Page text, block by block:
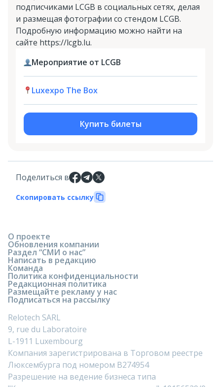
подписчиками LCGB в социальных сетях, делая
и размещая фотографии со стендом LCGB.
Подробную информацию можно найти на
сайте https://lcgb.lu.
Мероприятие от LCGB
Luxexpo The Box
Купить билеты
Поделиться в
Скопировать ссылку
О проекте
Обновления компании
Раздел “СМИ о нас”
Написать в редакцию
Команда
Политика конфиденциальности
Редакционная политика
Размещайте рекламу у нас
Подписаться на рассылку
Relotech SARL
9, rue du Laboratoire
L-1911 Luxembourg
Компания зарегистрирована в Торговом реестре
Люксембурга под номером B274954
Разрешение на ведение бизнеса типа